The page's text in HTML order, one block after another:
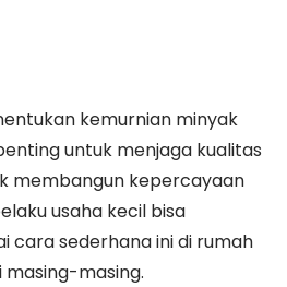
kemurnian minyak
untuk menjaga kualitas
membangun kepercayaan
usaha kecil bisa
cara sederhana ini di rumah
masing.